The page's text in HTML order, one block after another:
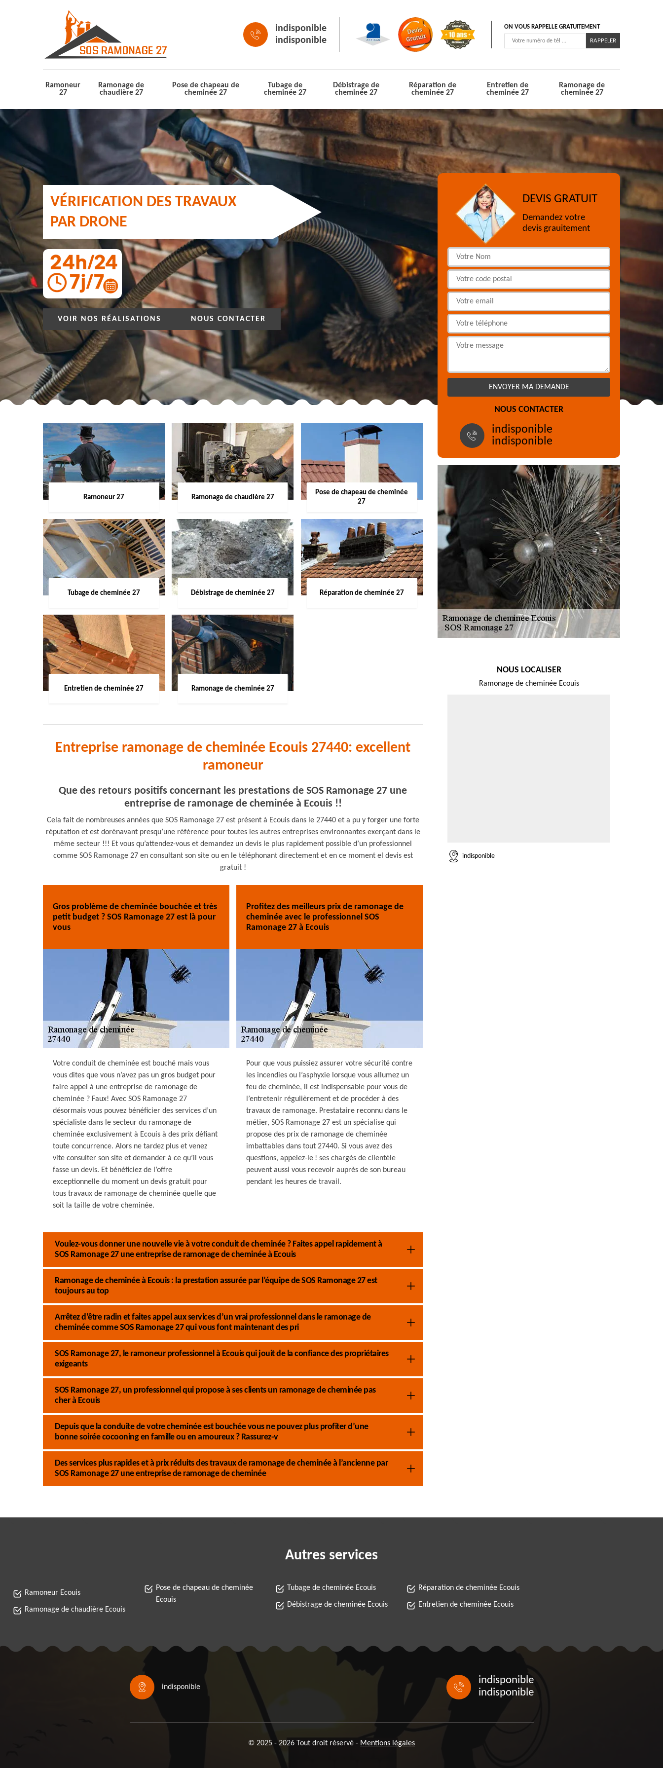
indisponible
indisponible
ON VOUS RAPPELLE GRATUITEMENT
Ramoneur
27
Ramonage de
chaudière 27
Pose de chapeau de
cheminée 27
Tubage de
cheminée 27
Débistrage de
cheminée 27
Réparation de
cheminée 27
Entretien de
cheminée 27
Ramonage de
cheminée 27
VÉRIFICATION DES TRAVAUX
PAR DRONE
VOIR NOS RÉALISATIONS NOUS CONTACTER
Ramoneur 27 Ramonage de chaudière 27
Pose de chapeau de cheminée
27
Tubage de cheminée 27 Débistrage de cheminée 27 Réparation de cheminée 27
Entretien de cheminée 27 Ramonage de cheminée 27
Entreprise ramonage de cheminée Ecouis 27440: excellent
ramoneur
Que des retours positifs concernant les prestations de SOS Ramonage 27 une
entreprise de ramonage de cheminée à Ecouis !!
Cela fait de nombreuses années que SOS Ramonage 27 est présent à Ecouis dans le 27440 et a pu y forger une forte
réputation et est dorénavant presqu’une référence pour toutes les autres entreprises environnantes exerçant dans le
même secteur !!! Et vous qu’attendez-vous et demandez un devis le plus rapidement possible d’un professionnel
comme SOS Ramonage 27 en consultant son site ou en le téléphonant directement et en ce moment el devis est
gratuit !
Gros problème de cheminée bouchée et très
petit budget ? SOS Ramonage 27 est là pour
vous
Votre conduit de cheminée est bouché mais vous
vous dites que vous n’avez pas un gros budget pour
faire appel à une entreprise de ramonage de
cheminée ? Faux! Avec SOS Ramonage 27
désormais vous pouvez bénéficier des services d’un
spécialiste dans le secteur du ramonage de
cheminée exclusivement à Ecouis à des prix défiant
toute concurrence. Alors ne tardez plus et venez
vite consulter son site et demander à ce qu’il vous
fasse un devis. Et bénéficiez de l’offre
exceptionnelle du moment un devis gratuit pour
tous travaux de ramonage de cheminée quelle que
soit la taille de votre cheminée.
Profitez des meilleurs prix de ramonage de
cheminée avec le professionnel SOS
Ramonage 27 à Ecouis
Pour que vous puissiez assurer votre sécurité contre
les incendies ou l’asphyxie lorsque vous allumez un
feu de cheminée, il est indispensable pour vous de
l’entretenir régulièrement et de procéder à des
travaux de ramonage. Prestataire reconnu dans le
métier, SOS Ramonage 27 est un spécialise qui
propose des prix de ramonage de cheminée
imbattables dans tout 27440. Si vous avez des
questions, appelez-le ! ses chargés de clientèle
peuvent aussi vous recevoir auprès de son bureau
pendant les heures de travail.
Voulez-vous donner une nouvelle vie à votre conduit de cheminée ? Faites appel rapidement à
SOS Ramonage 27 une entreprise de ramonage de cheminée à Ecouis
Ramonage de cheminée à Ecouis : la prestation assurée par l’équipe de SOS Ramonage 27 est
toujours au top
Arrêtez d’être radin et faites appel aux services d’un vrai professionnel dans le ramonage de
cheminée comme SOS Ramonage 27 qui vous font maintenant des pri
SOS Ramonage 27, le ramoneur professionnel à Ecouis qui jouit de la confiance des propriétaires
exigeants
SOS Ramonage 27, un professionnel qui propose à ses clients un ramonage de cheminée pas
cher à Ecouis
Depuis que la conduite de votre cheminée est bouchée vous ne pouvez plus profiter d’une
bonne soirée cocooning en famille ou en amoureux ? Rassurez-v
Des services plus rapides et à prix réduits des travaux de ramonage de cheminée à l’ancienne par
SOS Ramonage 27 une entreprise de ramonage de cheminée
DEVIS GRATUIT
Demandez votre
devis grauitement
NOUS CONTACTER
indisponible
indisponible
NOUS LOCALISER
Ramonage de cheminée Ecouis
indisponible
Autres services
Ramoneur Ecouis
Ramonage de chaudière Ecouis
Pose de chapeau de cheminée
Ecouis
Tubage de cheminée Ecouis
Débistrage de cheminée Ecouis
Réparation de cheminée Ecouis
Entretien de cheminée Ecouis
indisponible
indisponible
indisponible
© 2025 - 2026 Tout droit réservé - Mentions légales